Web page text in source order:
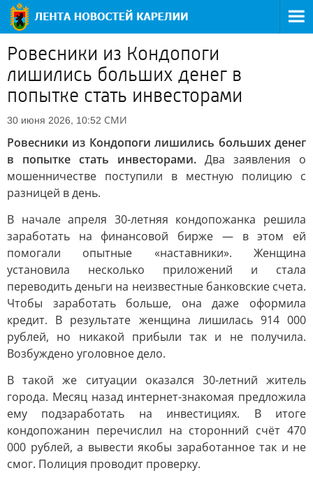
Ровесники из Кондопоги
лишились больших денег в
попытке стать инвесторами
30 июня 2026, 10:52 СМИ
Ровесники из Кондопоги лишились больших денег
в попытке стать инвесторами. Два заявления о
мошенничестве поступили в местную полицию с
разницей в день.
В начале апреля 30-летняя кондопожанка решила
заработать на финансовой бирже — в этом ей
помогали опытные «наставники». Женщина
установила несколько приложений и стала
переводить деньги на неизвестные банковские счета.
Чтобы заработать больше, она даже оформила
кредит. В результате женщина лишилась 914 000
рублей, но никакой прибыли так и не получила.
Возбуждено уголовное дело.
В такой же ситуации оказался 30-летний житель
города. Месяц назад интернет-знакомая предложила
ему подзаработать на инвестициях. В итоге
кондопожанин перечислил на сторонний счёт 470
000 рублей, а вывести якобы заработанное так и не
смог. Полиция проводит проверку.